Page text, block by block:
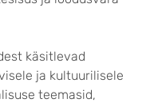
käsitlevad
ja kultuurilisele
teemasid,